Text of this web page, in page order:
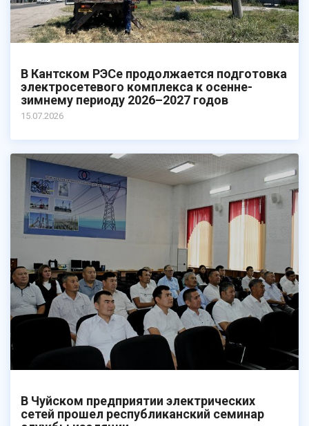
В Кантском РЭСе продолжается подготовка
электросетевого комплекса к осенне-
зимнему периоду 2026–2027 годов
15.07.2026
В Чуйском предприятии электрических
сетей прошел республиканский семинар